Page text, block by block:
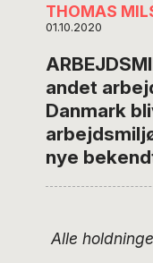
THOMAS
01.10.2020
andet
Danmark
nye
Alle